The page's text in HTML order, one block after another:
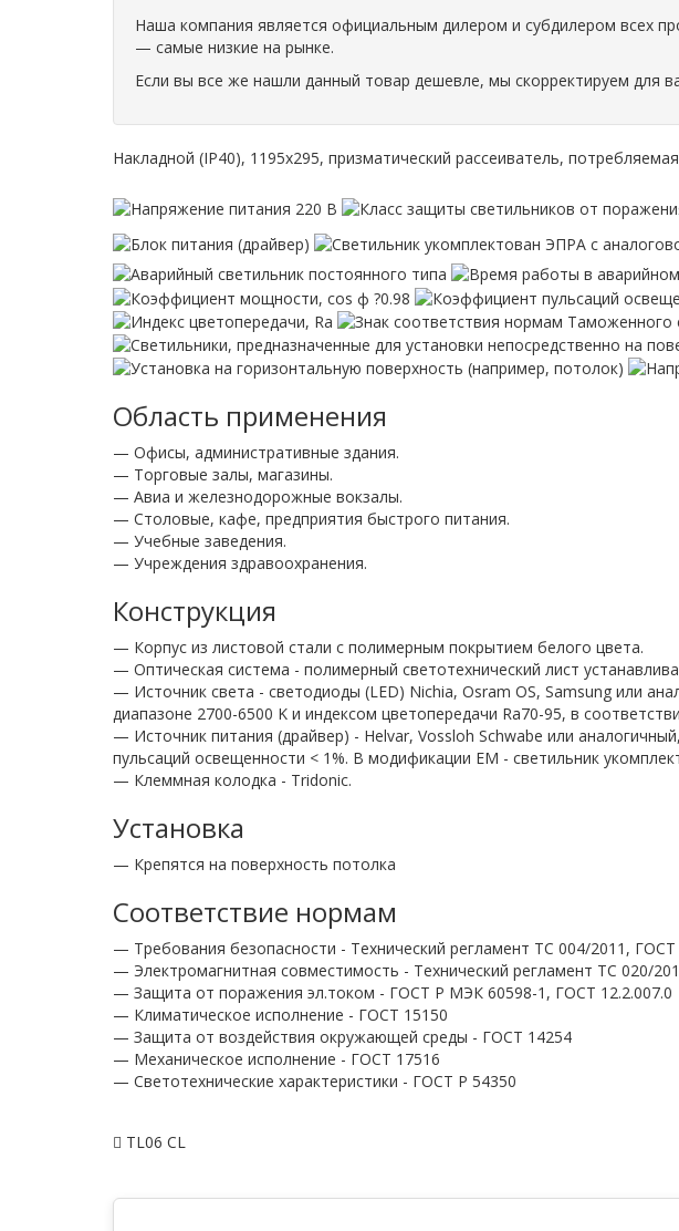
Наша компания является официальным дилером и субдилером всех
— самые низкие на рынке.
Если вы все же нашли данный товар дешевле, мы скорректируем для
Накладной (IP40), 1195х295, призматический рассеиватель,
Область применения
— Офисы, административные здания.
— Торговые залы, магазины.
— Авиа и железнодорожные вокзалы.
— Столовые, кафе, предприятия быстрого питания.
— Учебные заведения.
— Учреждения здравоохранения.
Конструкция
— Корпус из листовой стали с полимерным покрытием белого цвета.
— Оптическая система - полимерный светотехнический лист
— Источник света - светодиоды (LED) Nichia, Osram OS, Samsung или
диапазоне 2700-6500 K и индексом цветопередачи Ra70-95, в
— Источник питания (драйвер) - Helvar, Vossloh Schwabe или
пульсаций освещенности < 1%. В модификации EM - светильник
— Клеммная колодка - Tridonic.
Установка
— Крепятся на поверхность потолка
Соответствие нормам
— Требования безопасности - Технический регламент ТС 004/2011,
— Электромагнитная совместимость - Технический регламент ТС 020/
— Защита от поражения эл.током - ГОСТ Р МЭК 60598-1, ГОСТ 12.2.007.0
— Климатическое исполнение - ГОСТ 15150
— Защита от воздействия окружающей среды - ГОСТ 14254
— Механическое исполнение - ГОСТ 17516
— Светотехнические характеристики - ГОСТ P 54350
TL06 CL